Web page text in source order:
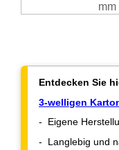
mm
Entdecken Sie
3-welligen
- Eigene
- Langlebig und